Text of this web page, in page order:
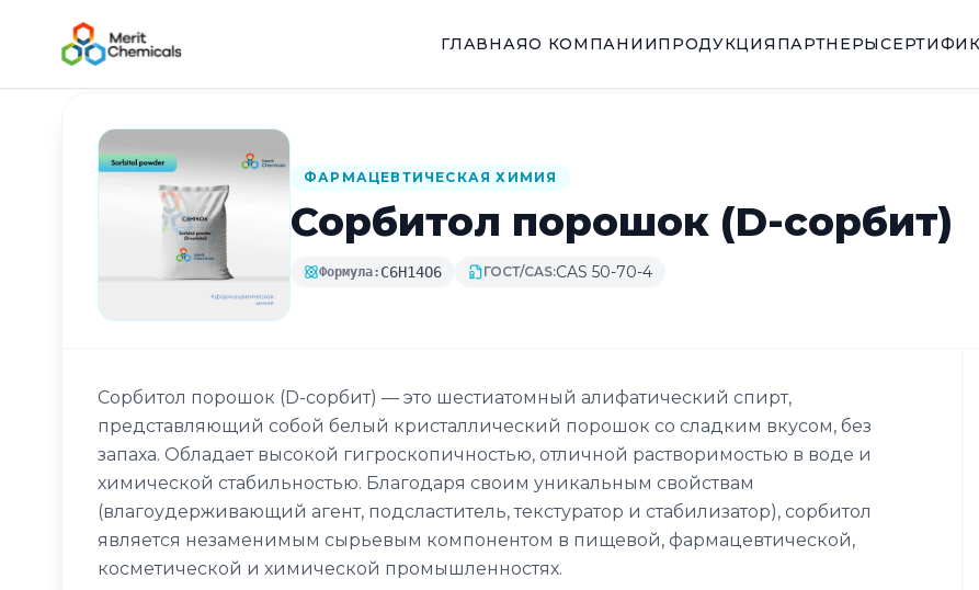
ГЛАВНАЯО КОМПАНИИПРОДУКЦИЯ ПАРТНЕРЫ
Назад в каталог
ФАРМАЦЕВТИЧЕСКАЯ ХИМИЯ
Сорбитол порошок (D-сорбит)
Формула: C6H14O6 ГОСТ/CAS:CAS 50-70-4
Сорбитол порошок (D-сорбит) — это шестиатомный алифатический спирт,
представляющий собой белый кристаллический порошок со сладким вкусом, без
запаха. Обладает высокой гигроскопичностью, отличной растворимостью в воде и
химической стабильностью. Благодаря своим уникальным свойствам
(влагоудерживающий агент, подсластитель, текстуратор и стабилизатор), сорбитол
является незаменимым сырьевым компонентом в пищевой, фармацевтической,
косметической и химической промышленностях.